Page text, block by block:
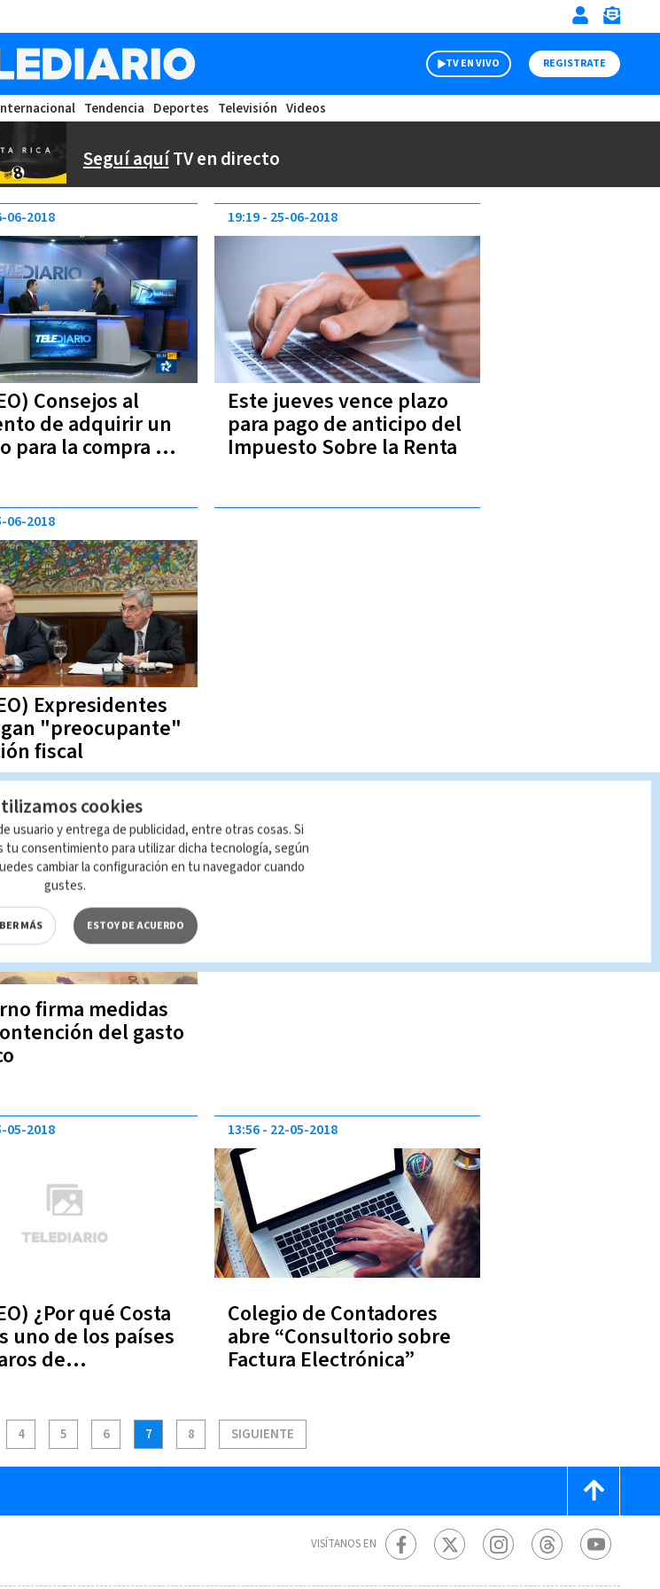
TV EN VIVO REGISTRATE
Tendencia Deportes Televisión Videos
Seguí aquíTV en directo
Consejos al
de adquirir un
para la compra de
06-2018
Este jueves vence plazo
para pago de anticipo del
Impuesto Sobre la Renta
19:19 25-06-2018
Expresidentes
"preocupante"
fiscal
06-2018
firma medidas
del gasto
06-2018
¿Por qué Costa
uno de los países
de
05-2018
Colegio de Contadores
abre “Consultorio sobre
Factura Electrónica”
13:56 22-05-2018
4 5 6 7 8 SIGUIENTE
VISÍTANOS EN
cookies
usuario y entrega de publicidad, entre otras cosas. Si
tu consentimiento para utilizar dicha tecnología, según
cambiar la configuración en tu navegador cuando
gustes.
MÁS ESTOY DE ACUERDO